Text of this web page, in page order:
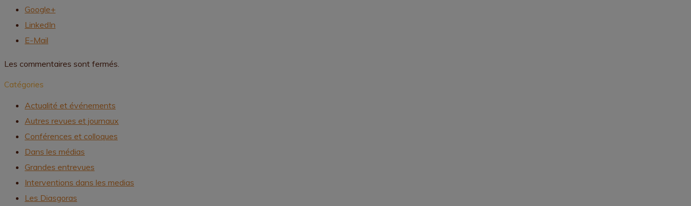
Google+
LinkedIn
E-Mail
Les commentaires sont fermés.
Catégories
Actualité et événements
Autres revues et journaux
Conférences et colloques
Dans les médias
Grandes entrevues
Interventions dans les medias
Les Diasgoras